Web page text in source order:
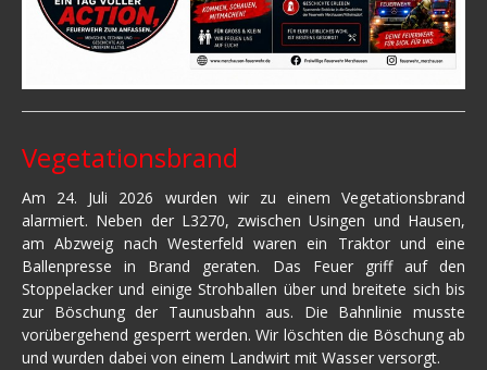
Vegetationsbrand
Am 24. Juli 2026 wurden wir zu einem Vegetationsbrand
alarmiert. Neben der L3270, zwischen Usingen und Hausen,
am Abzweig nach Westerfeld waren ein Traktor und eine
Ballenpresse in Brand geraten. Das Feuer griff auf den
Stoppelacker und einige Strohballen über und breitete sich bis
zur Böschung der Taunusbahn aus. Die Bahnlinie musste
vorübergehend gesperrt werden. Wir löschten die Böschung ab
und wurden dabei von einem Landwirt mit Wasser versorgt.